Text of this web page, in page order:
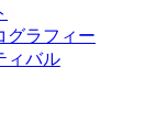
グラフィー
ィバル